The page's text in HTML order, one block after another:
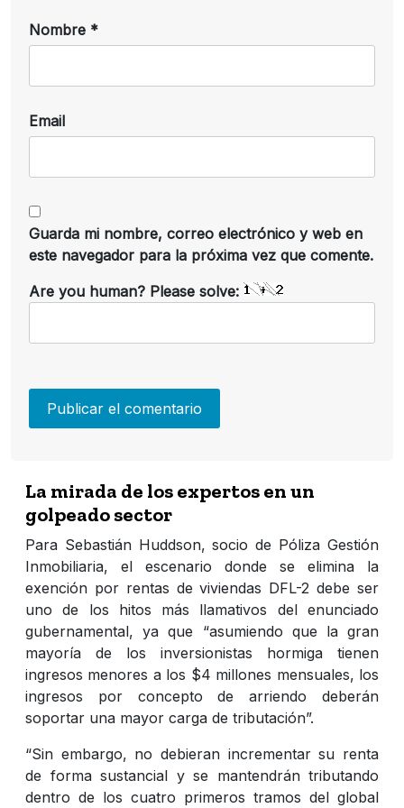
Nombre *
Email
Guarda mi nombre, correo electrónico y web en
este navegador para la próxima vez que comente.
Are you human? Please solve:
La mirada de los expertos en un
golpeado sector
Para Sebastián Huddson, socio de Póliza Gestión
Inmobiliaria, el escenario donde se elimina la
exención por rentas de viviendas DFL-2 debe ser
uno de los hitos más llamativos del enunciado
gubernamental, ya que “asumiendo que la gran
mayoría de los inversionistas hormiga tienen
ingresos menores a los $4 millones mensuales, los
ingresos por concepto de arriendo deberán
soportar una mayor carga de tributación”.
“Sin embargo, no debieran incrementar su renta
de forma sustancial y se mantendrán tributando
dentro de los cuatro primeros tramos del global